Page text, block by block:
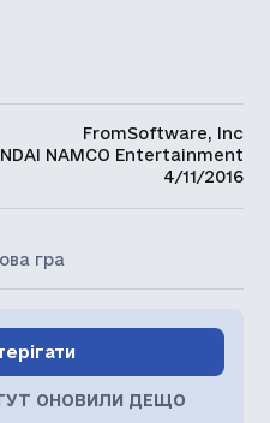
FromSoftware, Inc
NAMCO Entertainment
4/11/2016
гра
ОНОВИЛИ ДЕЩО